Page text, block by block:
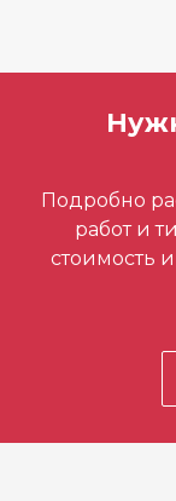
Подробно
работ и
стоимость